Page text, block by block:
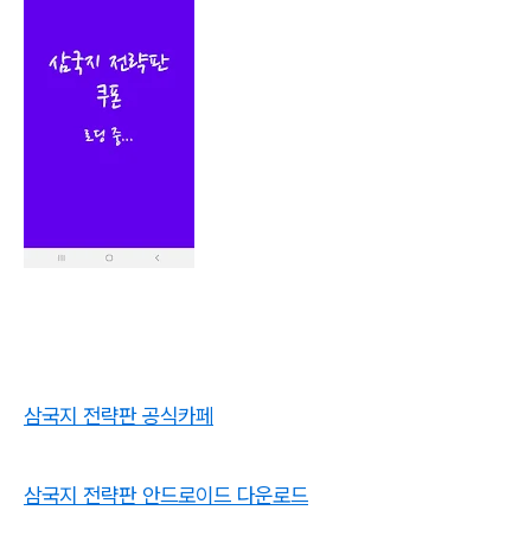
삼국지 전략판 공식카페
삼국지 전략판 안드로이드 다운로드